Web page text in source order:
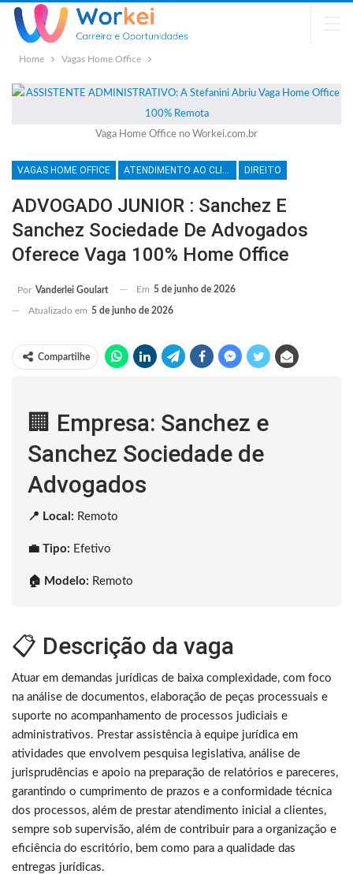
Home Vagas Home Office
Vaga Home Office no Workei.com.br
VAGAS HOME OFFICE ATENDIMENTO AO CLIENTE DIREITO
ADVOGADO JUNIOR : Sanchez E
Sanchez Sociedade De Advogados
Oferece Vaga 100% Home Office
Por Vanderlei Goulart Em 5 de junho de 2026
Atualizado em 5 de junho de 2026
Compartilhe
🏢 Empresa: Sanchez e
Sanchez Sociedade de
Advogados
📍 Local: Remoto
💼 Tipo: Efetivo
🏠 Modelo: Remoto
📋 Descrição da vaga
Atuar em demandas jurídicas de baixa complexidade, com foco
na análise de documentos, elaboração de peças processuais e
suporte no acompanhamento de processos judiciais e
administrativos. Prestar assistência à equipe jurídica em
atividades que envolvem pesquisa legislativa, análise de
jurisprudências e apoio na preparação de relatórios e pareceres,
garantindo o cumprimento de prazos e a conformidade técnica
dos processos, além de prestar atendimento inicial a clientes,
sempre sob supervisão, além de contribuir para a organização e
eficiência do escritório, bem como para a qualidade das
entregas jurídicas.